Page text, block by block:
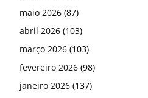
maio 2026 (87)
abril 2026 (103)
março 2026 (103)
fevereiro 2026 (98)
janeiro 2026 (137)